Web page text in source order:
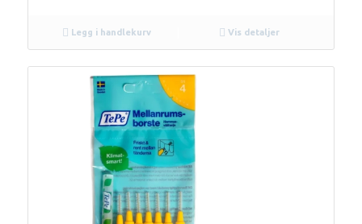
var:
kr 86,25.
er:
kr 70,00.
Legg i handlekurv Vis detaljer